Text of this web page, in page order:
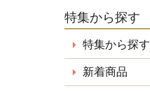
特集から探す
特集から探す
新着商品